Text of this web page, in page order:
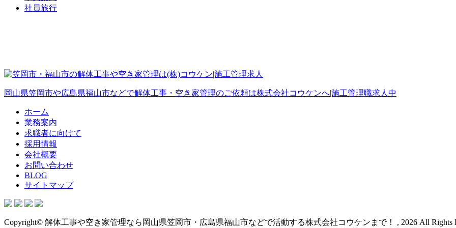
社員旅行
岡山県笠岡市や広島県福山市などで解体工事・空き家管理のご依頼は株式会社コウケンへ|施工管理職求人中
ホーム
業務案内
求職者に向けて
採用情報
会社概要
お問い合わせ
BLOG
サイトマップ
Copyright© 解体工事や空き家管理なら岡山県笠岡市・広島県福山市などで活動する株式会社コウケンまで！ , 2026 All Rights